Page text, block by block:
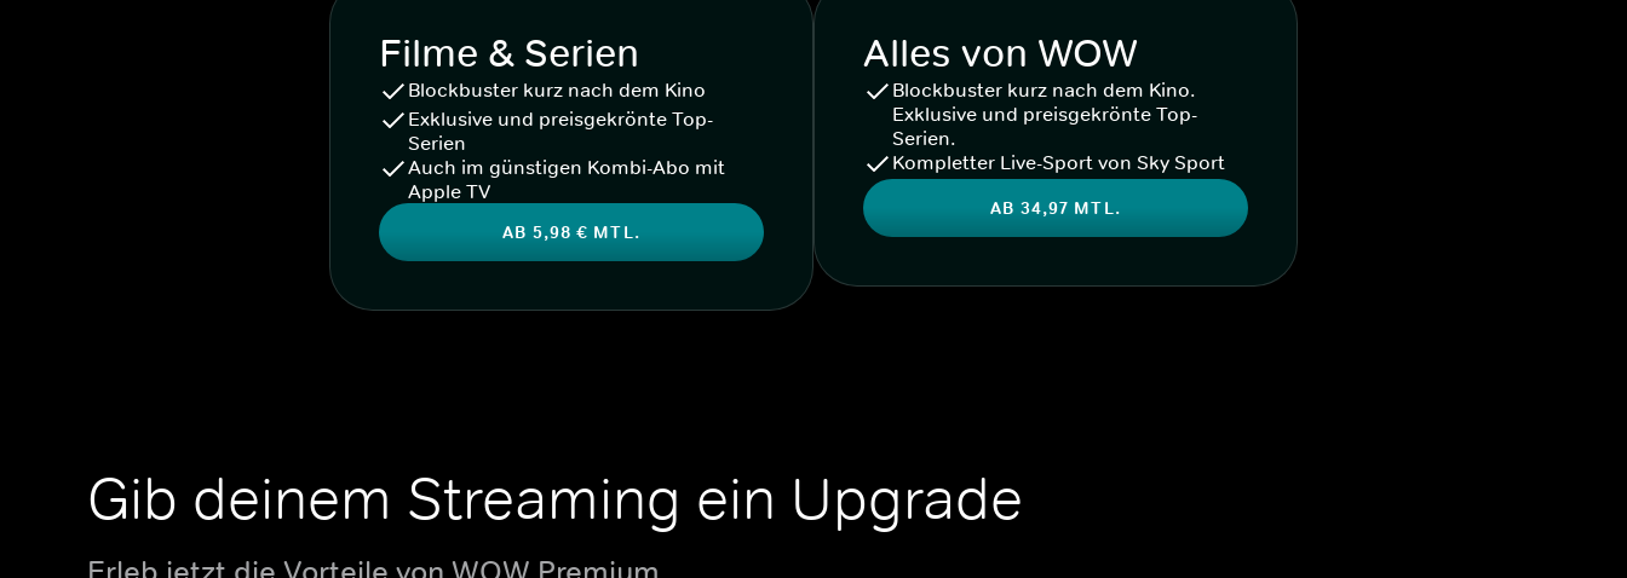
Filme & Serien
Blockbuster kurz nach dem Kino
Exklusive und preisgekrönte Top-
Serien
Auch im günstigen Kombi-Abo mit
Apple TV
AB 5,98 € MTL.
Alles von WOW
Blockbuster kurz nach dem Kino.
Exklusive und preisgekrönte Top-
Serien.
Kompletter Live-Sport von Sky Sport
AB 34,97 MTL.
Gib deinem Streaming ein Upgrade